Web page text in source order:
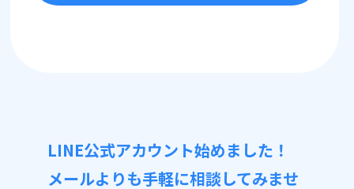
LINE公式アカウント始めました！
メールよりも手軽に相談してみませ